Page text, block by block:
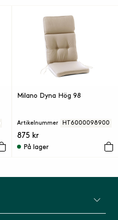
Milano Dyna Hög 98
Artikelnummer HT6000098900
875 kr
På lager